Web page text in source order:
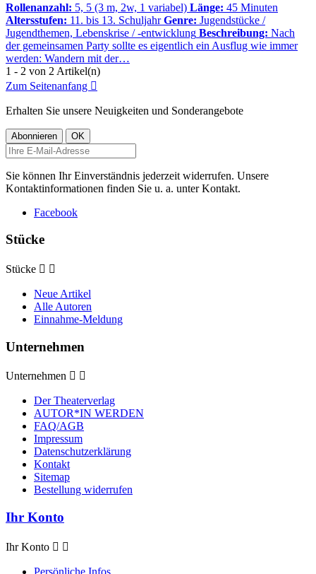
Rollenanzahl: 5, 5 (3 m, 2w, 1 variabel) Länge: 45 Minuten
Altersstufen: 11. bis 13. Schuljahr Genre: Jugendstücke /
Jugendthemen, Lebenskrise / -entwicklung Beschreibung: Nach
der gemeinsamen Party sollte es eigentlich ein Ausflug wie immer
werden: Wandern mit der…
1 - 2 von 2 Artikel(n)
Zum Seitenanfang 
Erhalten Sie unsere Neuigkeiten und Sonderangebote
Sie können Ihr Einverständnis jederzeit widerrufen. Unsere
Kontaktinformationen finden Sie u. a. unter Kontakt.
Facebook
Stücke
Stücke  
Neue Artikel
Alle Autoren
Einnahme-Meldung
Unternehmen
Unternehmen  
Der Theaterverlag
AUTOR*IN WERDEN
FAQ/AGB
Impressum
Datenschutzerklärung
Kontakt
Sitemap
Bestellung widerrufen
Ihr Konto
Ihr Konto  
Persönliche Infos